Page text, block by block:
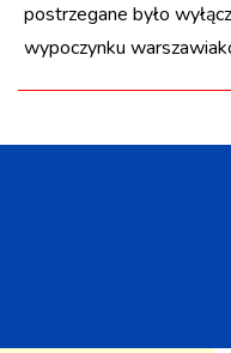
postrzegane było
wypoczynku